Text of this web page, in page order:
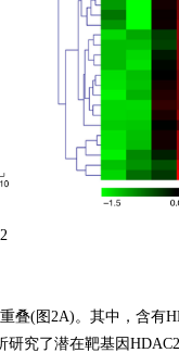
(图2A)。其中，含有
究了潜在靶基因